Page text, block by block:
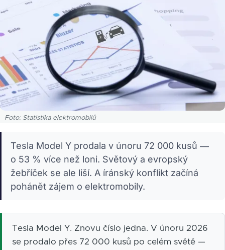
Foto: Statistika elektromobilů
Tesla Model Y prodala v únoru 72 000 kusů —
o 53 % více než loni. Světový a evropský
žebříček se ale liší. A íránský konflikt začíná
pohánět zájem o elektromobily.
Tesla Model Y. Znovu číslo jedna. V únoru 2026
se prodalo přes 72 000 kusů po celém světě —